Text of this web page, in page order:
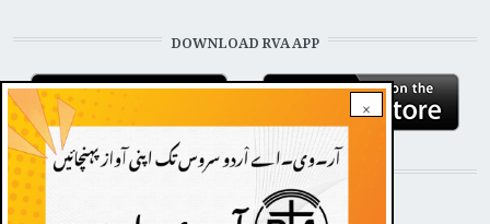
×
DOWNLOAD RVA APP
STAY CONNECTED WITH US!